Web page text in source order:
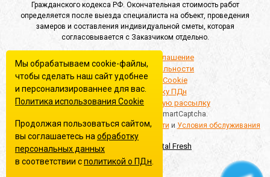
Создание сайта
Гражданского кодекса РФ. Окончательная стоимость работ
определяется после выезда специалиста на объект, проведения
замеров и составления индивидуальной сметы, которая
согласовывается с Заказчиком отдельно.
Пользовательское соглашение
Политика конфиденциальности
Политика обработки Cookie
Согласие на обработку ПДн
Согласие на информационную рассылку
Этот сайт защищён Yandex SmartCaptcha.
ПрименяютсяПолитика конфиденциальности и Условия обслуживания
Мы обрабатываем cookie-файлы,
чтобы сделать наш сайт удобнее
и персонализированнее для вас.
Политика использования Сookie
Продолжая пользоваться сайтом,
вы соглашаетесь на обработку
персональных данных
в соответствии сполитикой о ПДн